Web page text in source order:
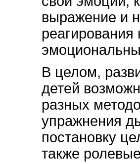
выражение и
В целом,
детей
разных
упражнения
постановку
также